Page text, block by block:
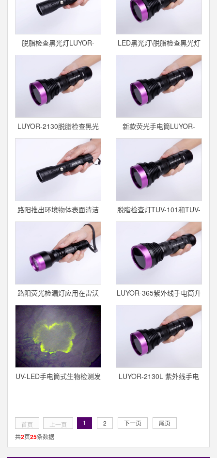
脱脂检查黑光灯LUYOR-
3130
LED黑光灯\脱脂检查黑光灯
LUYOR-
LUYOR-2130脱脂检查黑光
灯/紫外
新款荧光手电筒LUYOR-
3280上市
路阳推出环境物体表面清洁
的监测荧光套装
脱脂检查灯TUV-101和TUV-
201
路阳荧光检漏灯应用在雷沃
重工
LUYOR-365紫外线手电筒升
级为LU
UV-LED手电筒式生物检测发
LUYOR-2130L 紫外线手电
首页 上一页 1 2 下一页
尾页
共2页25条数据